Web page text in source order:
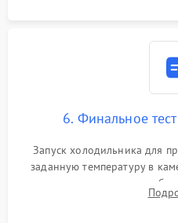
6. Финальное
Запуск холодильника для
заданную температуру в
компрессора, отсутствия
срабатывания системы